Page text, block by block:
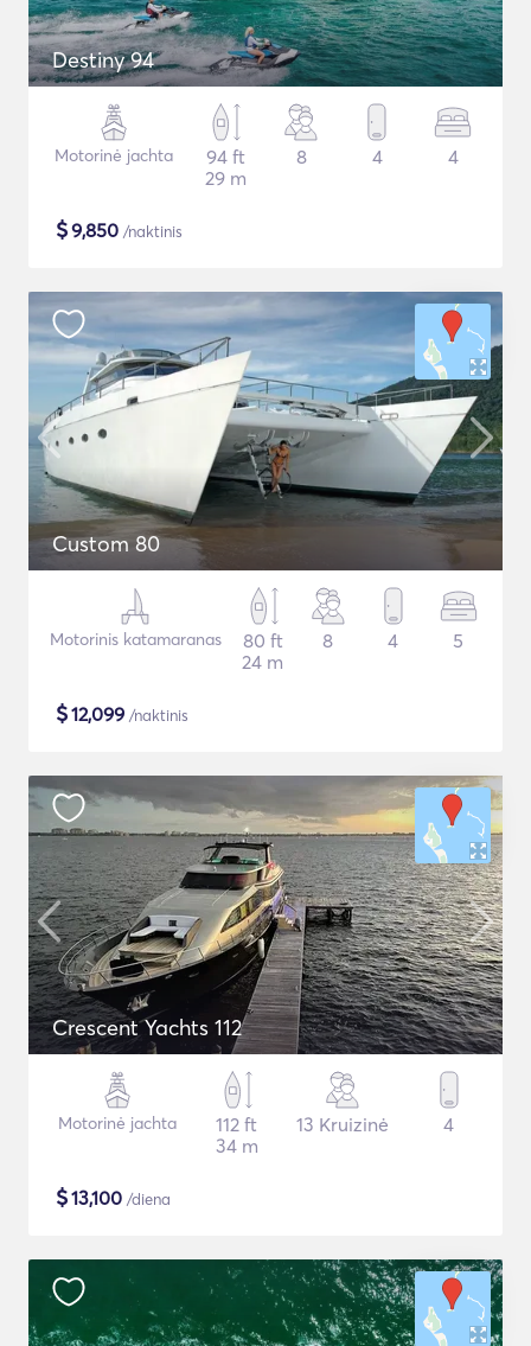
Destiny 94
Motorinė jachta
94 ft
29 m
8 4 4
$9,850 /naktinis
Custom 80
Motorinis katamaranas
80 ft
24 m
8 4 5
$12,099 /naktinis
Crescent Yachts 112
Motorinė jachta
112 ft
34 m
13 Kruizinė 4
$13,100 /diena